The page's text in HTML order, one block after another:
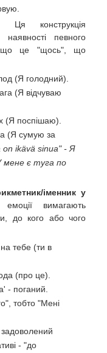
Ця конструкція
наявності певного
це "щось", що
(Я голодний).
(Я відчуваю
(Я поспішаю).
(Я сумую за
on ikävä sinua" - Я
мене є туга по
іменник у
вимагають
до кого або чого
тебе (ти в
(про це).
- поганий.
тобто "Мені
задоволений
- "до